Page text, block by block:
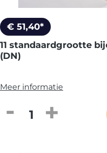
€ 51,40*
11 standaardgrootte
(DN)
Meer informatie